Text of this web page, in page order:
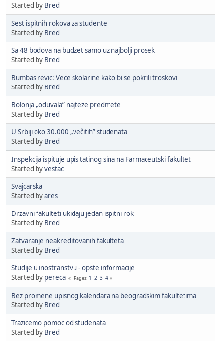
Started by Bred
Sest ispitnih rokova za studente
Started by Bred
Sa 48 bodova na budzet samo uz najbolji prosek
Started by Bred
Bumbasirevic: Vece skolarine kako bi se pokrili troskovi
Started by Bred
Bolonja „oduvala” najteze predmete
Started by Bred
U Srbiji oko 30.000 „večitih” studenata
Started by Bred
Inspekcija ispituje upis tatinog sina na Farmaceutski fakultet
Started byvestac
Svajcarska
Started byares
Drzavni fakulteti ukidaju jedan ispitni rok
Started by Bred
Zatvaranje neakreditovanih fakulteta
Started by Bred
Studije u inostranstvu - opste informacije
Started by pereca Pages 1 2 3 4
Bez promene upisnog kalendara na beogradskim fakultetima
Started by Bred
Trazicemo pomoc od studenata
Started by Bred